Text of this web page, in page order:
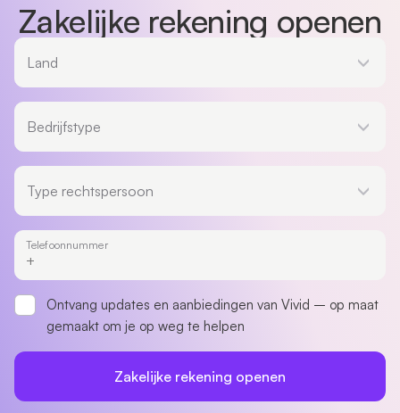
Zakelijke rekening openen
Land
Bedrijfstype
Type rechtspersoon
Telefoonnummer
Ontvang updates en aanbiedingen van Vivid – op maat
gemaakt om je op weg te helpen
Zakelijke rekening openen